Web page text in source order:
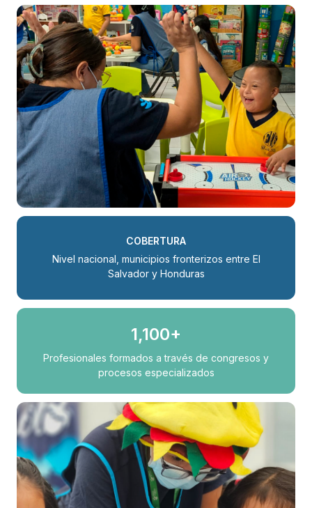
COBERTURA
Nivel nacional, municipios fronterizos entre El
Salvador y Honduras
1,100+
Profesionales formados a través de congresos y
procesos especializados